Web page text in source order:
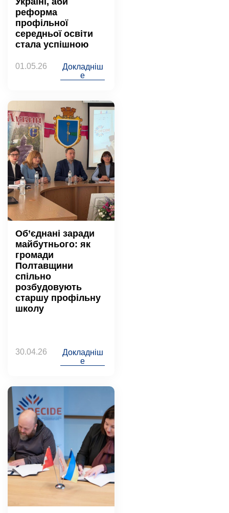
реформа
профільної
середньої освіти
стала успішною
01.05.26
Докладніш
е
Об’єднані заради
майбутнього: як
громади
Полтавщини
спільно
розбудовують
старшу профільну
школу
30.04.26
Докладніш
е